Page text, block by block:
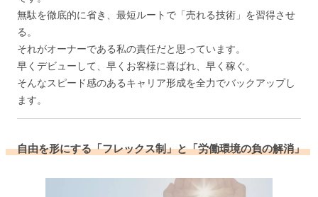
無駄を徹底的に省き、最短ルートで「売れる技術」を習得させ
る。
それがオーナーである私の責任だと思っています。
早くデビューして、早くお客様に喜ばれ、早く稼ぐ。
そんなスピード感のあるキャリア形成を全力でバックアップし
ます。
自由を形にする「フレックス制」と「労働環境の負の解消」